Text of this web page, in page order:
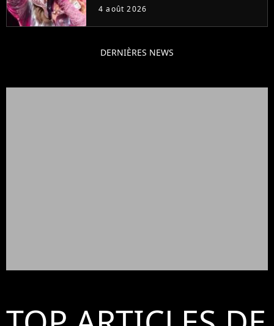
attendu
4 août 2026
DERNIÈRES NEWS